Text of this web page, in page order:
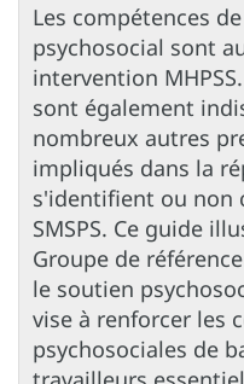
Les compétences
psychosocial sont
intervention
sont également
nombreux autres
impliqués dans la
s'identifient ou non
SMSPS. Ce guide
Groupe de
le soutien
vise à renforcer les
psychosociales de